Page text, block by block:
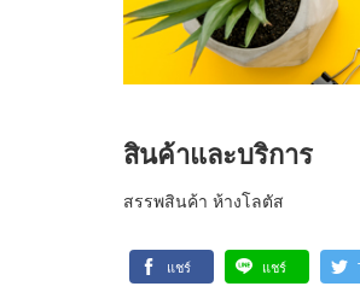
สินค้าและบริการ
สรรพสินค้า ห้างโลตัส
แชร์ แชร์